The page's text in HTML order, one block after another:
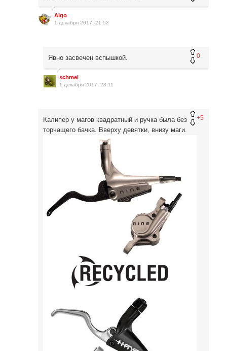
Aigo
1 декабря 2017, 21:52
0
Явно засвечен вспышкой.
schmel
1 декабря 2017, 23:11
+5
Калипер у магов квадратный и ручка была без
торчащего бачка. Вверху девятки, внизу маги.